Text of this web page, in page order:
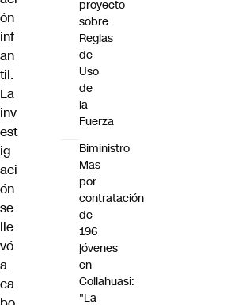
ón
inf
an
til.
La
inv
est
ig
aci
ón
se
lle
vó
a
ca
proyecto
sobre
Reglas
de
Uso
de
la
Fuerza
Biministro
Mas
por
contratación
de
196
jóvenes
en
Collahuasi:
"La